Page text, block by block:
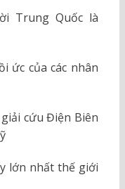
Trung Quốc là
ức của các nhân
cứu Điện Biên
lớn nhất thế giới